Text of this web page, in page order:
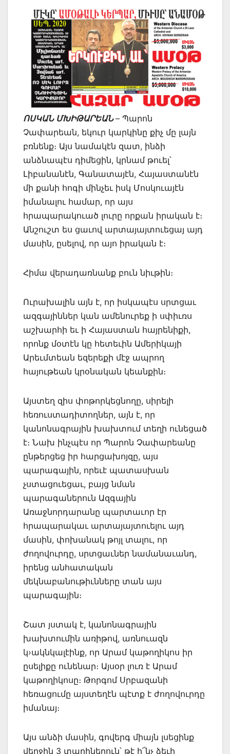
ՈՍԿԱՆ ՄԽԻԹԱՐԵԱՆ– Պարոն
Չափարեան, եկուր կարկինը քիչ մը լայն
բռնենք։ Այս նամակէն զատ, ինձի
անձնապէս դիմեցին, կրնամ թուել՝
Լիբանանէն, Գանատայէն, Հայաստանէն
մի քանի հոգի մինչեւ իսկ Մոսկուայէն
իմանալու համար, որ այս
հրապարակուած լուրը որքան իրական է։
Անշուշտ ես ցաւով արտայայտուեցայ այդ
մասին, ըսելով, որ այո իրական է։
Հիմա վերադառնանք բուն նիւթին։
Ուրախալին այն է, որ իսկապէս սրտցաւ
ազգայիններ կան ամենուրեք ի սփիւռս
աշխարհի եւ ի Հայաստան հայրենիքի,
որոնք մօտէն կը հետեւին Ամերիկայի
Արեւմտեան եզերեքի մէջ ապրող
հայութեան կրօնական կեանքին։
Այստեղ զիս փոթորկեցնողը, սիրելի
հեռուստադիտողներ, այն է, որ
կանոնագրային խախտում տեղի ունեցած
է։ Նախ ինչպէս որ Պարոն Չափարեանը
ընթերցեց իր հարցախոյզը, այս
պարագային, որեւէ պատասխան
չստացուեցաւ, բայց նման
պարագաներուն Ազգային
Առաջնորդարանը պարտաւոր էր
հրապարակաւ արտայայտուելու այդ
մասին, փոխանակ թոյլ տալու, որ
ժողովուրդը, սրտցաւներ նամանաւանդ,
իրենց անհատական
մեկնաբանութիւնները տան այս
պարագային։
Շատ յստակ է, կանոնագրային
խախտումին առիթով, առնուազն
կ›ակնկալէինք, որ Արամ կաթողիկոս իր
ըսելիքը ունենար։ Այսօր լուռ է Արամ
կաթողիկոսը։ Թորգոմ Սրբազանի
հեռացումը այստեղէն պէտք է ժողովուրդը
իմանայ։
Այս անձի մասին, գովերգ միայն լսեցինք
վերջին 3 տարիներուն՝ թէ ի՜նչ ձեւի